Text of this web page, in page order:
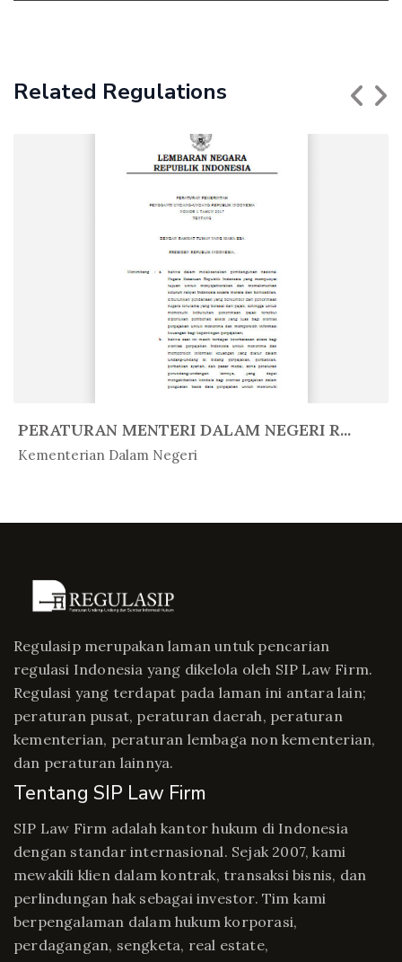
Related Regulations
PERATURAN MENTERI DALAM NEGERI R...
Kementerian Dalam Negeri
In Peratur...
Regulasip merupakan laman untuk pencarian
regulasi Indonesia yang dikelola oleh SIP Law Firm.
Regulasi yang terdapat pada laman ini antara lain;
peraturan pusat, peraturan daerah, peraturan
kementerian, peraturan lembaga non kementerian,
dan peraturan lainnya.
Tentang SIP Law Firm
SIP Law Firm adalah kantor hukum di Indonesia
dengan standar internasional. Sejak 2007, kami
mewakili klien dalam kontrak, transaksi bisnis, dan
perlindungan hak sebagai investor. Tim kami
berpengalaman dalam hukum korporasi,
perdagangan, sengketa, real estate,